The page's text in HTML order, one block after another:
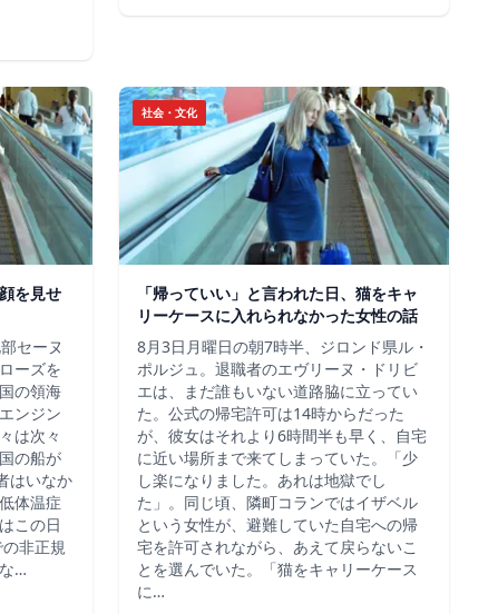
を見せ
セーヌ
ーズを
の領海
ンジン
は次々
の船が
はいなか
体温症
この日
非正規
…
社会・文化
「帰っていい」と言われた日、猫をキャ
リーケースに入れられなかった女性の話
8月3日月曜日の朝7時半、ジロンド県ル・
ポルジュ。退職者のエヴリーヌ・ドリビ
エは、まだ誰もいない道路脇に立ってい
た。公式の帰宅許可は14時からだった
が、彼女はそれより6時間半も早く、自宅
に近い場所まで来てしまっていた。「少
し楽になりました。あれは地獄でし
た」。同じ頃、隣町コランではイザベル
という女性が、避難していた自宅への帰
宅を許可されながら、あえて戻らないこ
とを選んでいた。「猫をキャリーケース
に…